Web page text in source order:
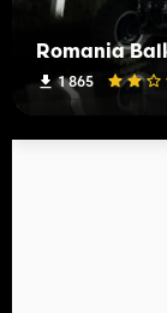
Romania
1 865